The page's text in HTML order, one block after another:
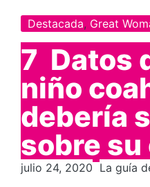
Destacada, Great
7 Datos
niño
debería
sobre
julio 24, 2020 La guía